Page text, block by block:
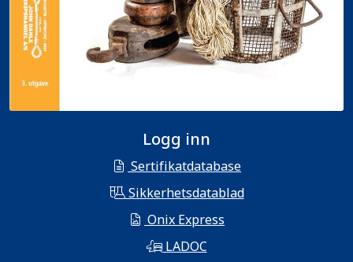
Logg inn
Sertifikatdatabase
Sikkerhetsdatablad
Onix Express
LADOC